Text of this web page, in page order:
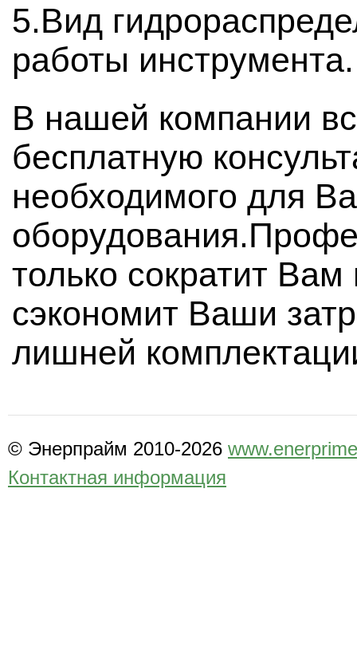
5.Вид
работы инструмента.
В нашей компании
бесплатную
необходимого для
только сократит
сэкономит Ваши
лишней
© Энерпрайм 2010-2026
Контактная информация